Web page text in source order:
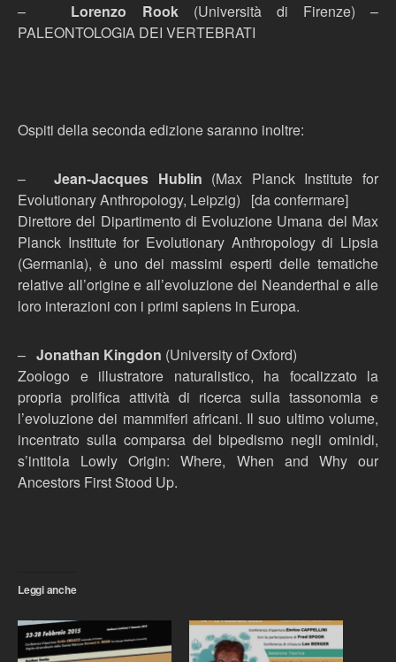
– Lorenzo Rook (Università di Firenze) –
PALEONTOLOGIA DEI VERTEBRATI
Ospiti della seconda edizione saranno inoltre:
– Jean-Jacques Hublin (Max Planck Institute for
Evolutionary Anthropology, Leipzig) [da confermare]
Direttore del Dipartimento di Evoluzione Umana del Max
Planck Institute for Evolutionary Anthropology di Lipsia
(Germania), è uno dei massimi esperti delle tematiche
relative all’origine e all’evoluzione dei Neanderthal e alle
loro interazioni con i primi sapiens in Europa.
– Jonathan Kingdon (University of Oxford)
Zoologo e illustratore naturalistico, ha focalizzato la
propria prolifica attività di ricerca sulla tassonomia e
l’evoluzione dei mammiferi africani. Il suo ultimo volume,
incentrato sulla comparsa del bipedismo negli ominidi,
s’intitola Lowly Origin: Where, When and Why our
Ancestors First Stood Up.
Leggi anche